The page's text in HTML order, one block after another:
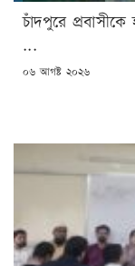
চাঁদপুরে
...
POSTED
০৬ আগষ্ট ২০২৬